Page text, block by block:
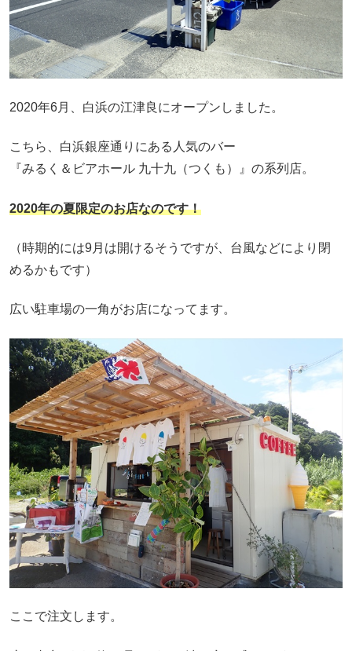
2020年6月、白浜の江津良にオープンしました。
こちら、白浜銀座通りにある人気のバー
『みるく＆ビアホール 九十九（つくも）』の系列店。
2020年の夏限定のお店なのです！
（時期的には9月は開けるそうですが、台風などにより閉
めるかもです）
広い駐車場の一角がお店になってます。
ここで注文します。